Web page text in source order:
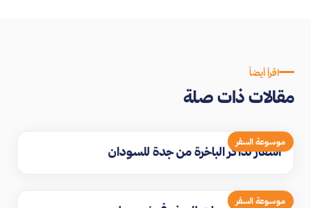
اقرأ أيضاً
مقالات ذات صلة
موسوعة السفر
اسعار تذاكر الباخرة من جدة للسودان
موسوعة السفر